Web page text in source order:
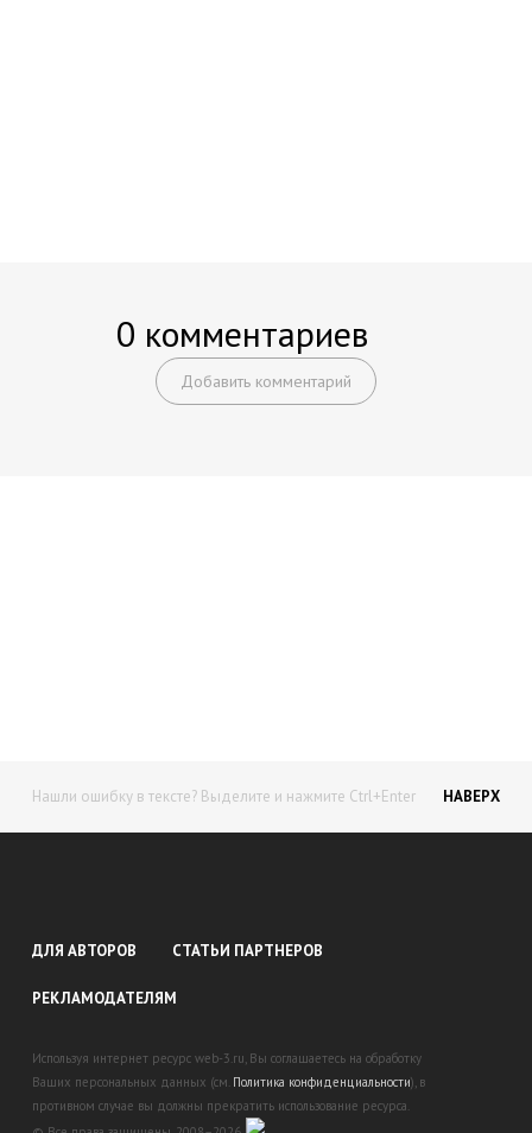
0 комментариев
Добавить комментарий
Нашли ошибку в тексте? Выделите и нажмите Ctrl+Enter НАВЕРХ
ДЛЯ АВТОРОВ СТАТЬИ ПАРТНЕРОВ
РЕКЛАМОДАТЕЛЯМ
Используя интернет ресурс web-3.ru, Вы соглашаетесь на обработку
Ваших персональных данных (см. Политика конфиденциальности), в
противном случае вы должны прекратить использование ресурса.